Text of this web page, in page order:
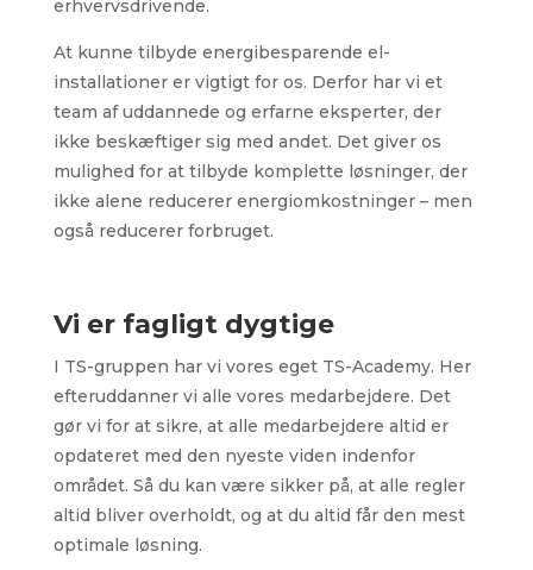
erhvervsdrivende.
At kunne tilbyde energibesparende el-
installationer er vigtigt for os. Derfor har vi et
team af uddannede og erfarne eksperter, der
ikke beskæftiger sig med andet. Det giver os
mulighed for at tilbyde komplette løsninger, der
ikke alene reducerer energiomkostninger – men
også reducerer forbruget.
Vi er fagligt dygtige
I TS-gruppen har vi vores eget TS-Academy. Her
efteruddanner vi alle vores medarbejdere. Det
gør vi for at sikre, at alle medarbejdere altid er
opdateret med den nyeste viden indenfor
området. Så du kan være sikker på, at alle regler
altid bliver overholdt, og at du altid får den mest
optimale løsning.